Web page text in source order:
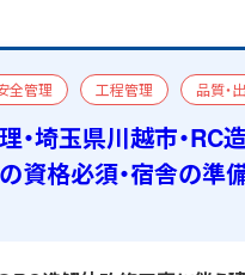
全管理 工程管理 品質・
築施工管理技士 一級建築士
・埼玉県川越市・RC
資格必須・宿舎の準